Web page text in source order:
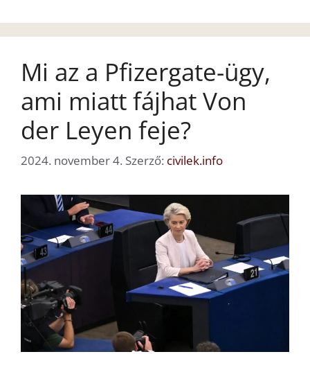
Mi az a Pfizergate-ügy,
ami miatt fájhat Von
der Leyen feje?
2024. november 4. Szerző: civilek.info